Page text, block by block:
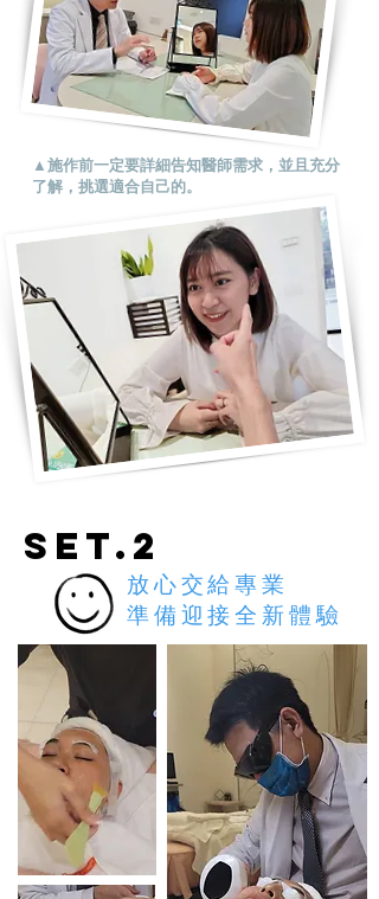
▲施作前一定要詳細告知醫師需求，並且充分
了解，挑選適合自己的。
SET.2
放心交給專業
​準備迎接全新體驗